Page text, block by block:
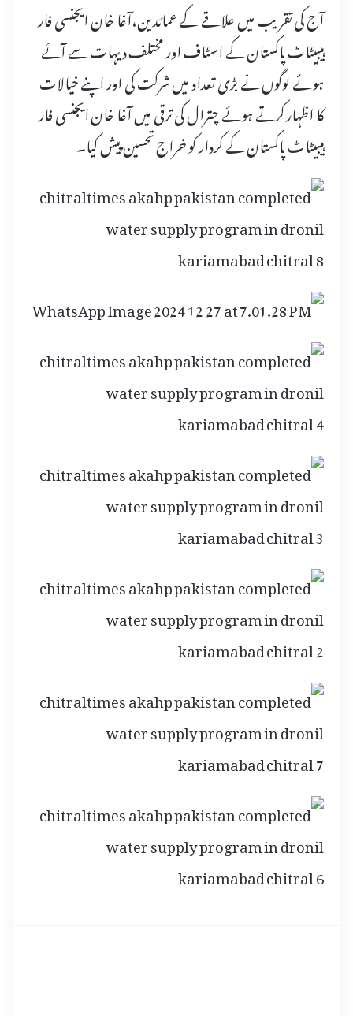
آج کی تقریب میں علاقے کے عمائدین،آغا خان ایجنسی فار
ہیبیٹاٹ پاکستان کے اسٹاف اور مختلف دیہات سے آئے
ہوئے لوگوں نے بڑی تعداد میں شرکت کی اور اپنے خیالات
کا اظہار کرتے ہوئے چترال کی ترقی میں آغا خان ایجنسی فار
ہیبیٹاٹ پاکستان کے کردار کو خراج تحسین پیش کیا۔